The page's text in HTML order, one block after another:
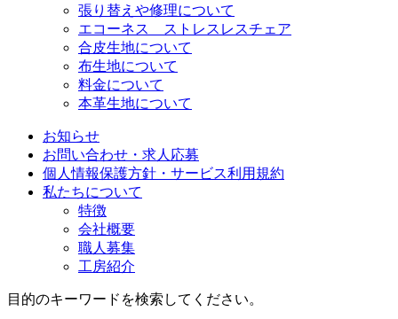
張り替えや修理について
エコーネス ストレスレスチェア
合皮生地について
布生地について
料金について
本革生地について
お知らせ
お問い合わせ・求人応募
個人情報保護方針・サービス利用規約
私たちについて
特徴
会社概要
職人募集
工房紹介
目的のキーワードを検索してください。